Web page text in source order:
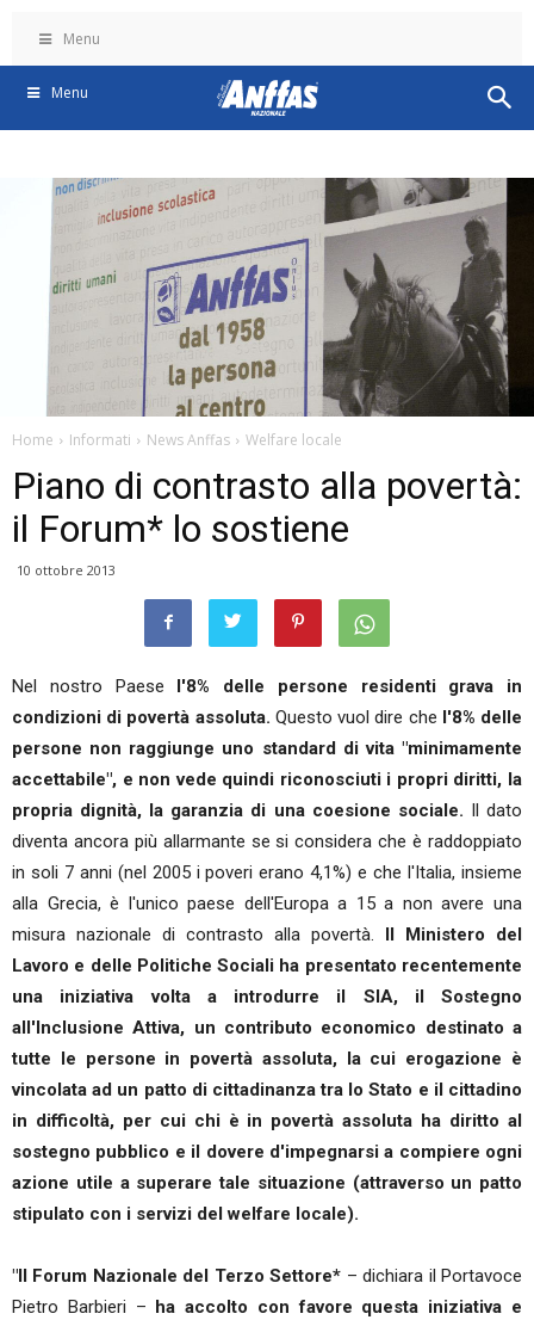
Menu
Menu
Home Informati News Anffas Welfare locale
Piano di contrasto alla povertà:
il Forum* lo sostiene
10 ottobre 2013
Nel nostro Paese l'8% delle persone residenti grava in
condizioni di povertà assoluta. Questo vuol dire che l'8% delle
persone non raggiunge uno standard di vita "minimamente
accettabile", e non vede quindi riconosciuti i propri diritti, la
propria dignità, la garanzia di una coesione sociale. Il dato
diventa ancora più allarmante se si considera che è raddoppiato
in soli 7 anni (nel 2005 i poveri erano 4,1%) e che l'Italia, insieme
alla Grecia, è l'unico paese dell'Europa a 15 a non avere una
misura nazionale di contrasto alla povertà. Il Ministero del
Lavoro e delle Politiche Sociali ha presentato recentemente
una iniziativa volta a introdurre il SIA, il Sostegno
all'Inclusione Attiva, un contributo economico destinato a
tutte le persone in povertà assoluta, la cui erogazione è
vincolata ad un patto di cittadinanza tra lo Stato e il cittadino
in difficoltà, per cui chi è in povertà assoluta ha diritto al
sostegno pubblico e il dovere d'impegnarsi a compiere ogni
azione utile a superare tale situazione (attraverso un patto
stipulato con i servizi del welfare locale).
"Il Forum Nazionale del Terzo Settore* – dichiara il Portavoce
Pietro Barbieri – ha accolto con favore questa iniziativa e